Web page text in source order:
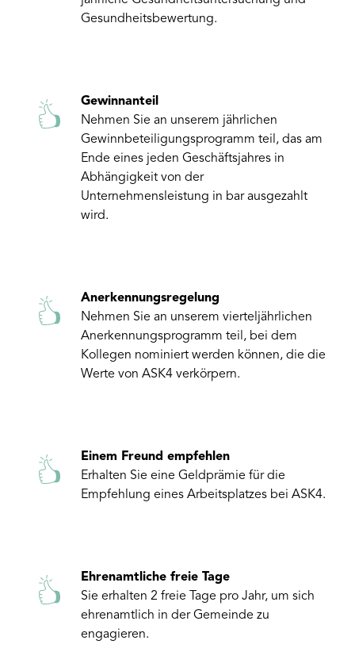
Gesundheitsbewertung.
Gewinnanteil
Nehmen Sie an unserem jährlichen
Gewinnbeteiligungsprogramm teil, das am
Ende eines jeden Geschäftsjahres in
Abhängigkeit von der
Unternehmensleistung in bar ausgezahlt
wird.
Anerkennungsregelung
Nehmen Sie an unserem vierteljährlichen
Anerkennungsprogramm teil, bei dem
Kollegen nominiert werden können, die die
Werte von ASK4 verkörpern.
Einem Freund empfehlen
Erhalten Sie eine Geldprämie für die
Empfehlung eines Arbeitsplatzes bei ASK4.
Ehrenamtliche freie Tage
Sie erhalten 2 freie Tage pro Jahr, um sich
ehrenamtlich in der Gemeinde zu
engagieren.